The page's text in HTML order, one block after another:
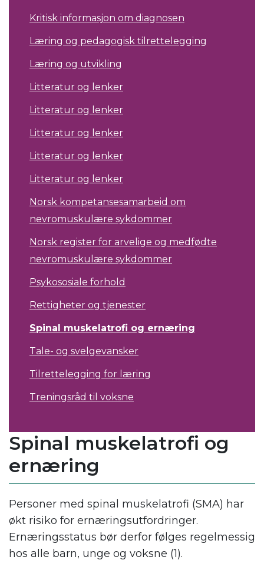
Kritisk informasjon om diagnosen
Læring og pedagogisk tilrettelegging
Læring og utvikling
Litteratur og lenker
Litteratur og lenker
Litteratur og lenker
Litteratur og lenker
Litteratur og lenker
Norsk kompetansesamarbeid om
nevromuskulære sykdommer
Norsk register for arvelige og medfødte
nevromuskulære sykdommer
Psykososiale forhold
Rettigheter og tjenester
Spinal muskelatrofi og ernæring
Tale- og svelgevansker
Tilrettelegging for læring
Treningsråd til voksne
Spinal muskelatrofi og
ernæring
Personer med spinal muskelatrofi (SMA) har
økt risiko for ernæringsutfordringer.
Ernæringsstatus bør derfor følges regelmessig
hos alle barn, unge og voksne (1).